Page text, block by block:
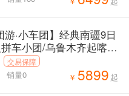
游·小车团】经典南疆9日
车小团/乌鲁木齐起喀什
送站/7座商务车/4钻酒
玩无购物）线路编号：1
交易保障
销量0 ￥ 5899 起